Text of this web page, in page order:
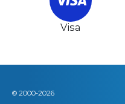
Visa
© 2000-2026